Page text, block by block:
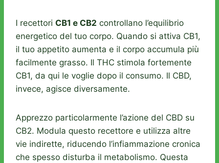
I recettori CB1 e CB2 controllano l’equilibrio
energetico del tuo corpo. Quando si attiva CB1,
il tuo appetito aumenta e il corpo accumula più
facilmente grasso. Il THC stimola fortemente
CB1, da qui le voglie dopo il consumo. Il CBD,
invece, agisce diversamente.
Apprezzo particolarmente l’azione del CBD su
CB2. Modula questo recettore e utilizza altre
vie indirette, riducendo l’infiammazione cronica
che spesso disturba il metabolismo. Questa